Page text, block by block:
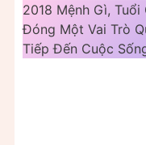
2018 Mệnh Gì,
Đóng Một Vai Trò
Tiếp Đến Cuộc